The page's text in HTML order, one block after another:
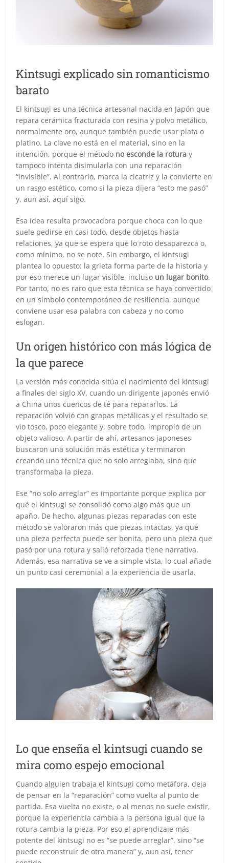
Kintsugi explicado sin romanticismo
barato
El kintsugi es una técnica artesanal nacida en Japón que
repara cerámica fracturada con resina y polvo metálico,
normalmente oro, aunque también puede usar plata o
platino. La clave no está en el material, sino en la
intención, porque el método no esconde la rotura y
tampoco intenta disimularla con una reparación
“invisible”. Al contrario, marca la cicatriz y la convierte en
un rasgo estético, como si la pieza dijera “esto me pasó”
y, aun así, aquí sigo.
Esa idea resulta provocadora porque choca con lo que
suele pedirse en casi todo, desde objetos hasta
relaciones, ya que se espera que lo roto desaparezca o,
como mínimo, no se note. Sin embargo, el kintsugi
plantea lo opuesto: la grieta forma parte de la historia y
por eso merece un lugar visible, incluso un lugar bonito.
Por tanto, no es raro que esta técnica se haya convertido
en un símbolo contemporáneo de resiliencia, aunque
conviene usar esa palabra con cabeza y no como
eslogan.
Un origen histórico con más lógica de
la que parece
La versión más conocida sitúa el nacimiento del kintsugi
a finales del siglo XV, cuando un dirigente japonés envió
a China unos cuencos de té para repararlos. La
reparación volvió con grapas metálicas y el resultado se
vio tosco, poco elegante y, sobre todo, impropio de un
objeto valioso. A partir de ahí, artesanos japoneses
buscaron una solución más estética y terminaron
creando una técnica que no solo arreglaba, sino que
transformaba la pieza.
Ese “no solo arreglar” es importante porque explica por
qué el kintsugi se consolidó como algo más que un
apaño. De hecho, algunas piezas reparadas con este
método se valoraron más que piezas intactas, ya que
una pieza perfecta puede ser bonita, pero una pieza que
pasó por una rotura y salió reforzada tiene narrativa.
Además, esa narrativa se ve a simple vista, lo cual añade
un punto casi ceremonial a la experiencia de usarla.
Lo que enseña el kintsugi cuando se
mira como espejo emocional
Cuando alguien trabaja el kintsugi como metáfora, deja
de pensar en la “reparación” como vuelta al punto de
partida. Esa vuelta no existe, o al menos no suele existir,
porque la experiencia cambia a la persona igual que la
rotura cambia la pieza. Por eso el aprendizaje más
potente del kintsugi no es “se puede arreglar”, sino “se
puede reconstruir de otra manera” y, aun así, tener